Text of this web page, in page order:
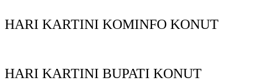
HARI KARTINI KOMINFO KONUT
HARI KARTINI BUPATI KONUT